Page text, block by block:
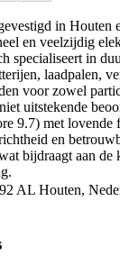
in Houten
en veelzijdig
specialiseert in
laadpalen,
voor zowel
uitstekende
9.7) met lovende
en
bijdraagt aan
AL Houten,